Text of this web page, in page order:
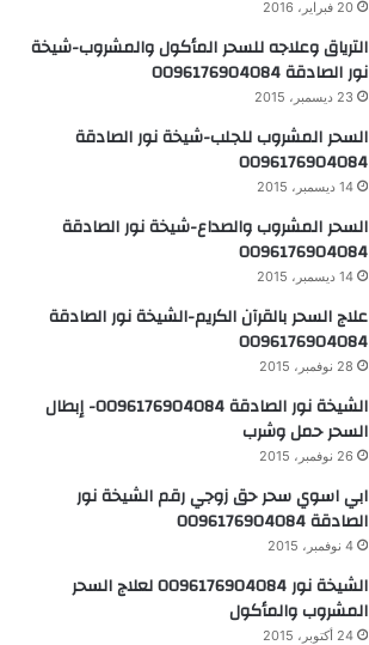
20 فبراير، 2016
الترياق وعلاجه للسحر المأكول والمشروب-شيخة
نور الصادقة 0096176904084
23 ديسمبر، 2015
السحر المشروب للجلب-شيخة نور الصادقة
0096176904084
14 ديسمبر، 2015
السحر المشروب والصداع-شيخة نور الصادقة
0096176904084
14 ديسمبر، 2015
علاج السحر بالقرآن الكريم-الشيخة نور الصادقة
0096176904084
28 نوفمبر، 2015
الشيخة نور الصادقة 0096176904084- إبطال
السحر حمل وشرب
26 نوفمبر، 2015
ابي اسوي سحر حق زوجي رقم الشيخة نور
الصادقة 0096176904084
4 نوفمبر، 2015
الشيخة نور 0096176904084 لعلاج السحر
المشروب والمأكول
24 أكتوبر، 2015